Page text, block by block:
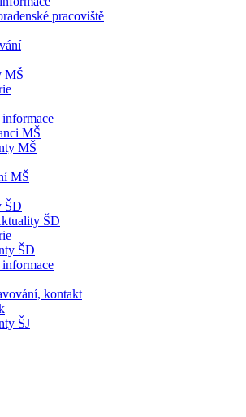
pracoviště
MŠ
MŠ
MŠ
MŠ
ŠD
ŠD
ŠD
kontakt
ŠJ